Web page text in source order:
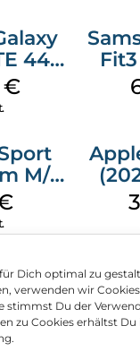
Dich optimal zu
verwenden wir
stimmst Du der
zu Cookies erhältst Du
44
€
M/L